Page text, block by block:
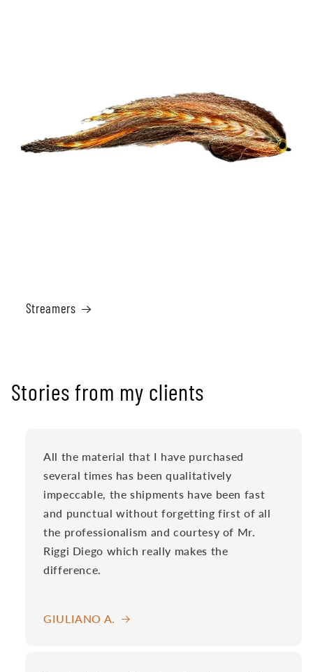
Streamers
Stories from my clients
All the material that I have purchased
several times has been qualitatively
impeccable, the shipments have been fast
and punctual without forgetting first of all
the professionalism and courtesy of Mr.
Riggi Diego which really makes the
difference.
GIULIANO A.